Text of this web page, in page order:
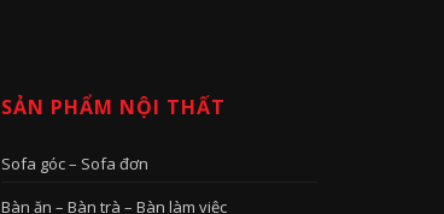
SẢN PHẨM NỘI THẤT
Sofa góc – Sofa đơn
Bàn ăn – Bàn trà – Bàn làm việc